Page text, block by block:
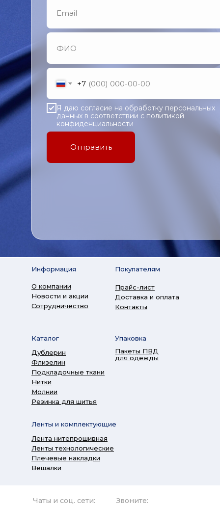
+7
Я даю согласие на обработку персональных
данных в соответствии с политикой
конфиденциальности
Отправить
Информация
О компании
Новости и акции
Сотрудничество
Чаты и соц. сети: Звоните:
Покупателям
Прайс-лист
Доставка и оплата
Контакты
Каталог
Дублерин
Флизелин
Подкладочные ткани
Нитки
Молнии
Резинка для шитья
Ленты и комплектующие
Лента нитепрошивная
Ленты технологические
Плечевые накладки
Вешалки
Упаковка
Пакеты ПВД
для одежды